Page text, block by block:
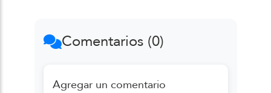
Comentarios (0)
Agregar un comentario